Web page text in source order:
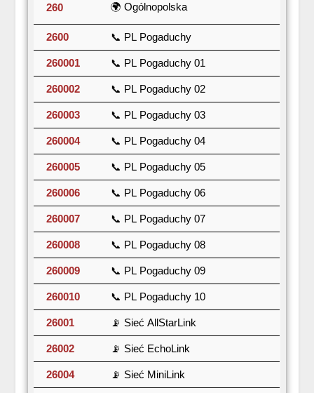
260 🌍 Ogólnopolska
2600 📞 PL Pogaduchy
260001 📞 PL Pogaduchy 01
260002 📞 PL Pogaduchy 02
260003 📞 PL Pogaduchy 03
260004 📞 PL Pogaduchy 04
260005 📞 PL Pogaduchy 05
260006 📞 PL Pogaduchy 06
260007 📞 PL Pogaduchy 07
260008 📞 PL Pogaduchy 08
260009 📞 PL Pogaduchy 09
260010 📞 PL Pogaduchy 10
26001 📡 Sieć AllStarLink
26002 📡 Sieć EchoLink
26004 📡 Sieć MiniLink